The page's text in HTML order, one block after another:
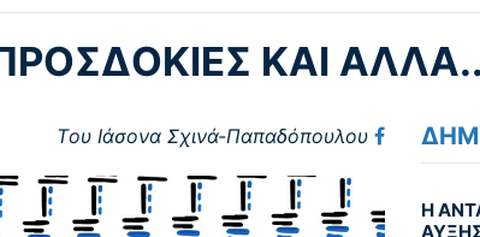
ΚΑΙ
Tου Ιάσονα Σχινά-Παπαδόπουλου
Η